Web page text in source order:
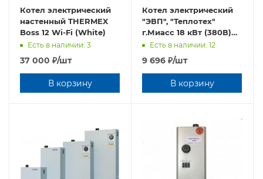
Котел электрический
настенный THERMEX
Boss 12 Wi-Fi (White)
Есть в наличии: 3
37 000 ₽/шт
В корзину
Котел электрический
"ЭВП", "Теплотех"
г.Миасс 18 кВт (380В)
(на автоматах)
Есть в наличии: 12
9 696 ₽/шт
В корзину